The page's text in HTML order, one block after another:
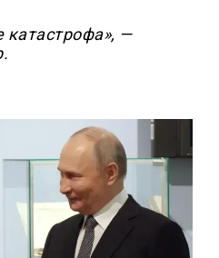
катастрофа», —